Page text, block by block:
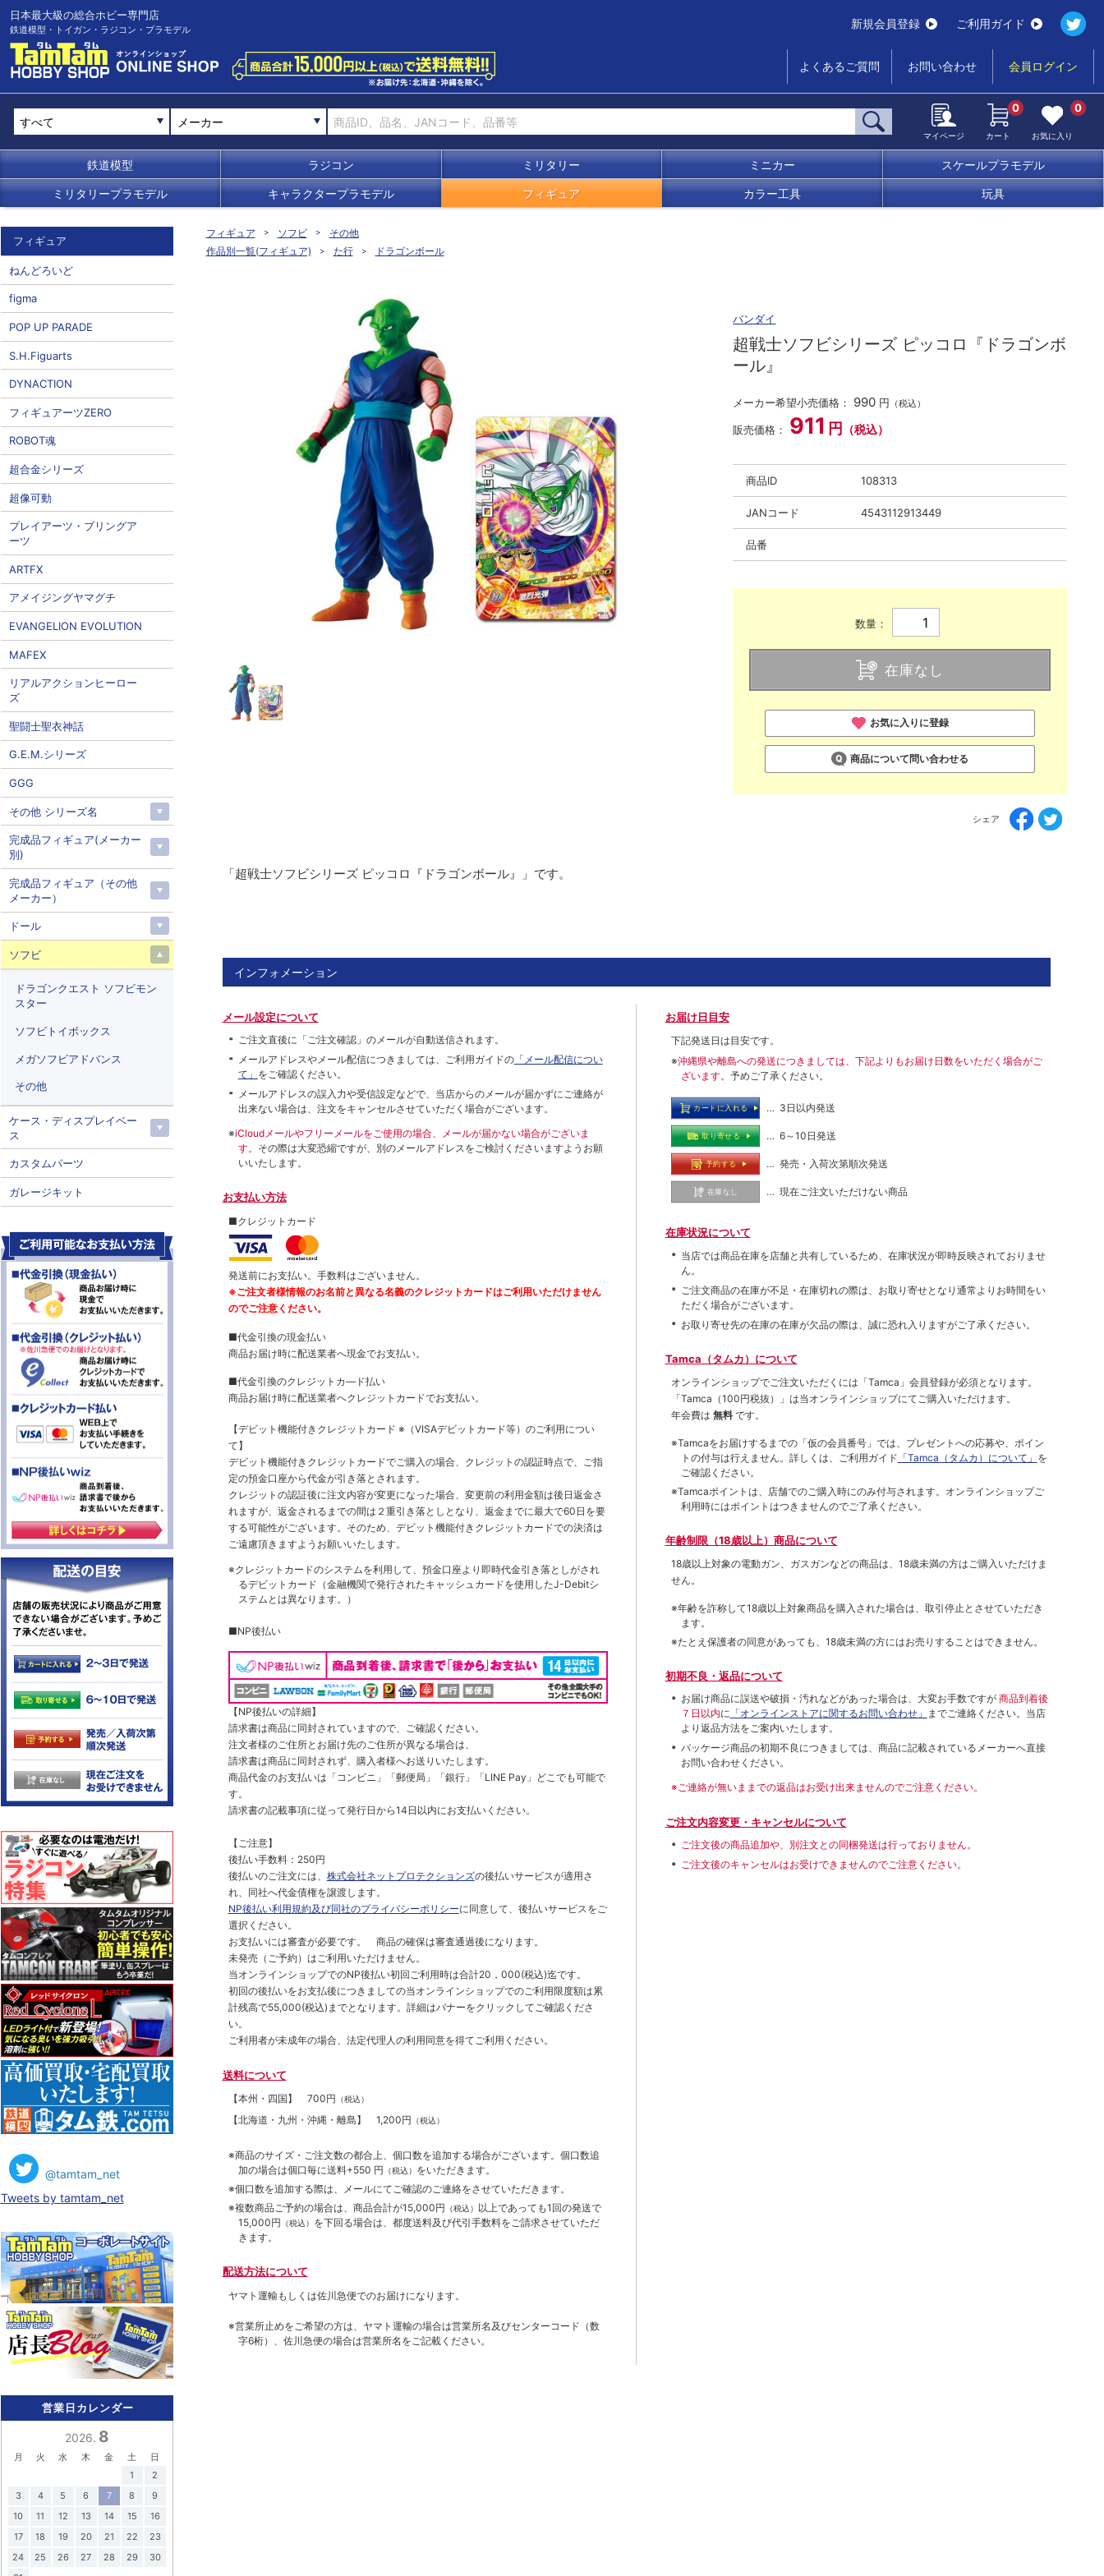
日本最大級の総合ホビー専門店
鉄道模型・トイガン・ラジコン・プラモデル 新規会員登録 ご利用ガイド
よくあるご質問 お問い合わせ 会員ログイン
メーカー
マイページ カート
0
お気に入り
0
鉄道模型 ラジコン ミリタリー ミニカー スケールプラモデル
ミリタリープラモデル キャラクタープラモデル フィギュア カラー工具 玩具
フィギュア ソフビ
その他
作品別一覧(フィギュア)
た行 ドラゴンボール
バンダイ
超戦士ソフビシリーズ ピッコロ『ドラゴンボ
ール』
メーカー希望小売価格： 990 円 （税込）
販売価格： 911 円 （税込）
商品ID 108313
JANコード 4543112913449
品番
数量：
在庫なし
お気に入りに登録
商品について問い合わせる
シェア
「超戦士ソフビシリーズ ピッコロ『ドラゴンボール』」です。
インフォメーション
メール設定について
ご注文直後に「ご注文確認」のメールが自動送信されます。
メールアドレスやメール配信につきましては、ご利用ガイドの「メール配信につい
て」 をご確認ください。
メールアドレスの誤入力や受信設定などで、当店からのメールが届かずにご連絡が
出来ない場合は、注文をキャンセルさせていただく場合がございます。
※iCloudメールやフリーメールをご使用の場合、メールが届かない場合がございま
す。 その際は大変恐縮ですが、別のメールアドレスをご検討くださいますようお願
いいたします。
お支払い方法
■クレジットカード
発送前にお支払い。手数料はございません。
※ご注文者様情報のお名前と異なる名義のクレジットカードはご利用いただけません
のでご注意ください。
■代金引換の現金払い
商品お届け時に配送業者へ現金でお支払い。
■代金引換のクレジットカ―ド払い
商品お届け時に配送業者へクレジットカードでお支払い。
【デビット機能付きクレジットカード ※（VISAデビットカード等） のご利用につい
て】
デビット機能付きクレジットカードでご購入の場合、クレジットの認証時点で、ご指
定の預金口座から代金が引き落とされます。
クレジットの認証後に注文内容が変更になった場合、変更前の利用金額は後日返金さ
れますが、返金されるまでの間は２重引き落としとなり、返金までに最大で60日を要
する可能性がございます。そのため、デビット機能付きクレジットカードでの決済は
ご遠慮頂きますようお願いいたします。
※クレジットカードのシステムを利用して、預金口座より即時代金引き落としがされ
るデビットカード（金融機関で発行されたキャッシュカードを使用したJ-Debitシ
ステムとは異なります。）
■NP後払い
【NP後払いの詳細】
請求書は商品に同封されていますので、ご確認ください。
注文者様のご住所とお届け先のご住所が異なる場合は、
請求書は商品に同封されず、購入者様へお送りいたします。
商品代金のお支払いは「コンビニ」「郵便局」「銀行」「LINE Pay」どこでも可能で
す。
請求書の記載事項に従って発行日から14日以内にお支払いください。
【ご注意】
後払い手数料：250円
後払いのご注文には、 株式会社ネットプロテクションズの後払いサービスが適用さ
れ、同社へ代金債権を譲渡します。
NP後払い利用規約及び同社のプライバシーポリシーに同意して、後払いサービスをご
選択ください。
お支払いには審査が必要です。 商品の確保は審査通過後になります。
未発売（ご予約）はご利用いただけません。
当オンラインショップでのNP後払い初回ご利用時は合計20，000(税込)迄です。
初回の後払いをお支払後につきましての当オンラインショップでのご利用限度額は累
計残高で55,000(税込)までとなります。詳細はバナーをクリックしてご確認くださ
い。
ご利用者が未成年の場合、法定代理人の利用同意を得てご利用ください。
送料について
【本州・四国】 700円 （税込）
【北海道・九州・沖縄・離島】 1,200円 （税込）
※商品のサイズ・ご注文数の都合上、個口数を追加する場合がございます。個口数追
加の場合は個口毎に送料+550 円 （税込） をいただきます。
※個口数を追加する際は、メールにてご確認のご連絡をさせていただきます。
※複数商品ご予約の場合は、商品合計が15,000円 （税込） 以上であっても1回の発送で
15,000円 （税込） を下回る場合は、都度送料及び代引手数料をご請求させていただ
きます。
配送方法について
ヤマト運輸もしくは佐川急便でのお届けになります。
※営業所止めをご希望の方は、ヤマト運輸の場合は営業所名及びセンターコード（数
字6桁）、佐川急便の場合は営業所名をご記載ください。
お届け日目安
下記発送日は目安です。
※沖縄県や離島への発送につきましては、下記よりもお届け日数をいただく場合がご
ざいます。 予めご了承ください。
カートに入れる … 3日以内発送
取り寄せる … 6～10日発送
予約する … 発売・入荷次第順次発送
在庫なし … 現在ご注文いただけない商品
在庫状況について
当店では商品在庫を店舗と共有しているため、在庫状況が即時反映されておりませ
ん。
ご注文商品の在庫が不足・在庫切れの際は、お取り寄せとなり通常よりお時間をい
ただく場合がございます。
お取り寄せ先の在庫の在庫が欠品の際は、誠に恐れ入りますがご了承ください。
Tamca（タムカ）について
オンラインショップでご注⽂いただくには「Tamca」会員登録が必須となります。
「Tamca （100円税抜）
」は当オンラインショップにてご購⼊いただけます。
年会費は 無料 です。
※Tamcaをお届けするまでの「仮の会員番号」では、プレゼントへの応募や、ポイン
トの付与は⾏えません。詳しくは、ご利⽤ガイド 「Tamca（タムカ）について」 を
ご確認ください。
※Tamcaポイントは、店舗でのご購⼊時にのみ付与されます。オンラインショップご
利用時にはポイントはつきませんのでご了承ください。
年齢制限（18歳以上）商品について
18歳以上対象の電動ガン、ガスガンなどの商品は、18歳未満の方はご購入いただけま
せん。
※年齢を詐称して18歳以上対象商品を購入された場合は、取引停止とさせていただき
ます。
※たとえ保護者の同意があっても、18歳未満の方にはお売りすることはできません。
初期不良・返品について
お届け商品に誤送や破損・汚れなどがあった場合は、大変お手数ですが 商品到着後
７日以内に 「オンラインストアに関するお問い合わせ」 までご連絡ください。当店
より返品方法をご案内いたします。
パッケージ商品の初期不良につきましては、商品に記載されているメーカーへ直接
お問い合わせください。
※ご連絡が無いままでの返品はお受け出来ませんのでご注意ください。
ご注文内容変更・キャンセルについて
ご注文後の商品追加や、別注文との同梱発送は行っておりません。
ご注文後のキャンセルはお受けできませんのでご注意ください。
フィギュア
ねんどろいど
figma
POP UP PARADE
S.H.Figuarts
DYNACTION
フィギュアーツZERO
ROBOT魂
超合金シリーズ
超像可動
プレイアーツ・ブリングア
ーツ
ARTFX
アメイジングヤマグチ
EVANGELION EVOLUTION
MAFEX
リアルアクションヒーロー
ズ
聖闘士聖衣神話
G.E.M.シリーズ
GGG
その他 シリーズ名
完成品フィギュア(メーカー
別)
完成品フィギュア（その他
メーカー）
ドール
ソフビ
ドラゴンクエスト ソフビモン
スター
ソフビトイボックス
メガソフビアドバンス
その他
ケース・ディスプレイベー
ス
カスタムパーツ
ガレージキット
@tamtam_net
Tweets by tamtam_net
営業日カレンダー
2026. 8
月 火 水 木 金 土
日
1
2
3
4 5 6 7 8
9
10
11 12 13 14 15
16
17
18 19 20 21 22
23
24
25 26 27 28 29
30